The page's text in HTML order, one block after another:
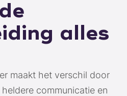
alles
maakt het verschil door
communicatie en